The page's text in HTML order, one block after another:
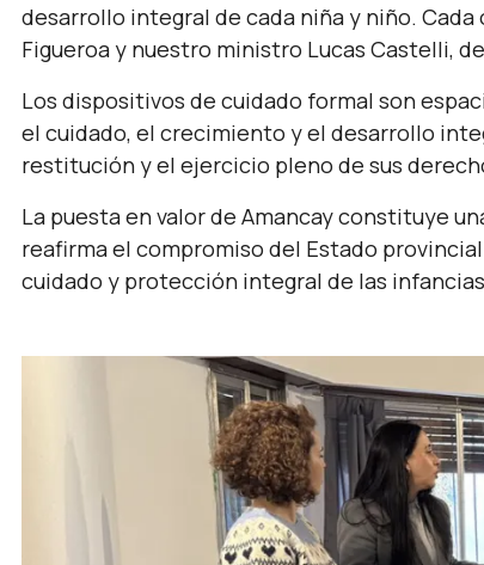
desarrollo integral de cada niña y niño.
Figueroa y nuestro ministro Lucas Castelli,
Los dispositivos de cuidado formal son
el cuidado, el crecimiento y el desarrollo
restitución y el ejercicio pleno de sus
La puesta en valor de Amancay constituye
reafirma el compromiso del Estado
cuidado y protección integral de las